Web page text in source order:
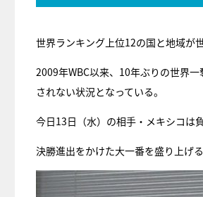
世界ランキング上位12の国と地域が
2009年WBC以来、10年ぶりの世界
されない状況となっている。
今日13日（水）の相手・メキシコは
決勝進出をかけた大一番を盛り上げ